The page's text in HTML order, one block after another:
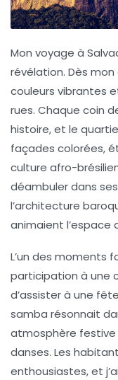
Mon voyage à
révélation. Dès
couleurs vibrantes
rues. Chaque coin
histoire, et le
façades colorées,
culture afro-
déambuler dans
l’architecture
animaient l’espace
L’un des moments
participation à une
d’assister à une
samba résonnait
atmosphère festive
danses. Les
enthousiastes, et